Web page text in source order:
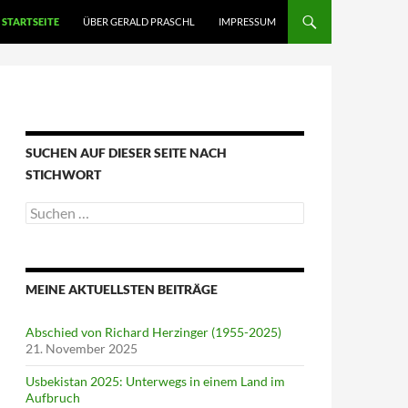
STARTSEITE ÜBER GERALD PRASCHL IMPRESSUM
SUCHEN AUF DIESER SEITE NACH
STICHWORT
Suche
nach:
MEINE AKTUELLSTEN BEITRÄGE
Abschied von Richard Herzinger (1955-2025)
21. November 2025
Usbekistan 2025: Unterwegs in einem Land im
Aufbruch